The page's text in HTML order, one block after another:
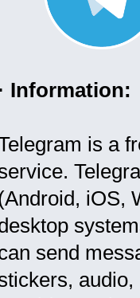
Information:
is a
iOS,
send